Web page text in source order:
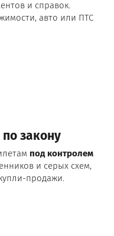
и справок.
авто или ПТС
закону
под контролем
и серых схем,
продажи.